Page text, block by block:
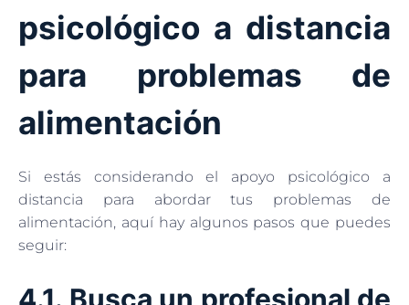
psicológico a distancia
para problemas de
alimentación
Si estás considerando el apoyo psicológico a
distancia para abordar tus problemas de
alimentación, aquí hay algunos pasos que puedes
seguir:
4.1. Busca un profesional de